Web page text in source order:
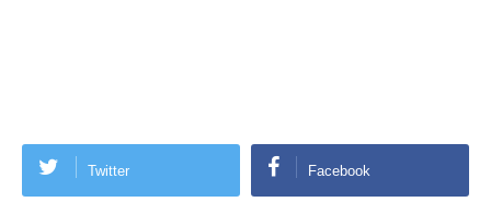
Twitter Facebook